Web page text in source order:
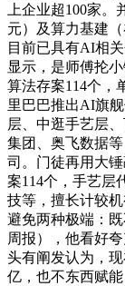
上企业超100家
元）及算力基建
目前已具有AI相
显示，是师傅抡
算法存案114个，
里巴巴推出AI旗
层、中逛手艺层
集团、奥飞数据
司。门徒再用大
案114个，手艺层
技等，擅长计较
避免两种极端：
周报），他看好
头有阐发认为，
亿，也不东西赋